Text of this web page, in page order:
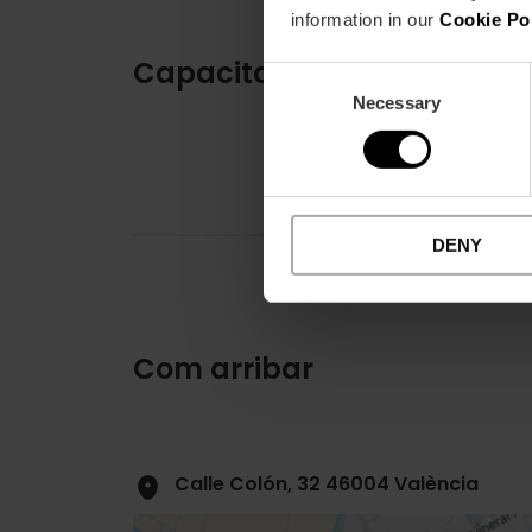
information in our Cookie
Consent
Necessary
DENY
Capacitat
Com arribar
Calle Colón, 32 46004 València